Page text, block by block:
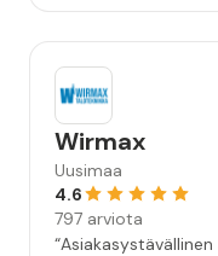
Wirmax
Uusimaa
4.6
797 arviota